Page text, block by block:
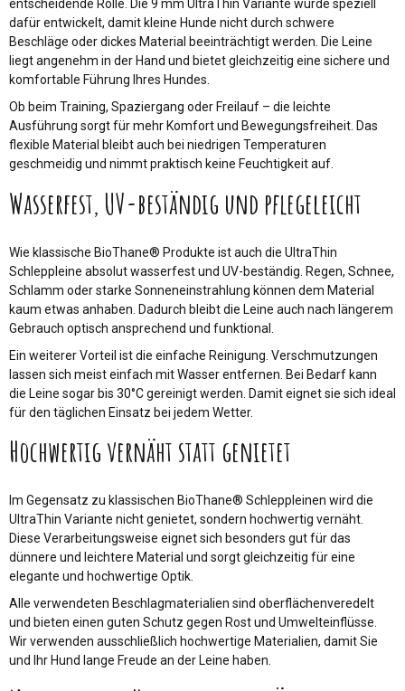
entscheidende Rolle. Die 9 mm UltraThin Variante wurde speziell
dafür entwickelt, damit kleine Hunde nicht durch schwere
Beschläge oder dickes Material beeinträchtigt werden. Die Leine
liegt angenehm in der Hand und bietet gleichzeitig eine sichere und
komfortable Führung Ihres Hundes.
Ob beim Training, Spaziergang oder Freilauf – die leichte
Ausführung sorgt für mehr Komfort und Bewegungsfreiheit. Das
flexible Material bleibt auch bei niedrigen Temperaturen
geschmeidig und nimmt praktisch keine Feuchtigkeit auf.
Wasserfest, UV-beständig und pflegeleicht
Wie klassische BioThane® Produkte ist auch die UltraThin
Schleppleine absolut wasserfest und UV-beständig. Regen, Schnee,
Schlamm oder starke Sonneneinstrahlung können dem Material
kaum etwas anhaben. Dadurch bleibt die Leine auch nach längerem
Gebrauch optisch ansprechend und funktional.
Ein weiterer Vorteil ist die einfache Reinigung. Verschmutzungen
lassen sich meist einfach mit Wasser entfernen. Bei Bedarf kann
die Leine sogar bis 30°C gereinigt werden. Damit eignet sie sich ideal
für den täglichen Einsatz bei jedem Wetter.
Hochwertig vernäht statt genietet
Im Gegensatz zu klassischen BioThane® Schleppleinen wird die
UltraThin Variante nicht genietet, sondern hochwertig vernäht.
Diese Verarbeitungsweise eignet sich besonders gut für das
dünnere und leichtere Material und sorgt gleichzeitig für eine
elegante und hochwertige Optik.
Alle verwendeten Beschlagmaterialien sind oberflächenveredelt
und bieten einen guten Schutz gegen Rost und Umwelteinflüsse.
Wir verwenden ausschließlich hochwertige Materialien, damit Sie
und Ihr Hund lange Freude an der Leine haben.